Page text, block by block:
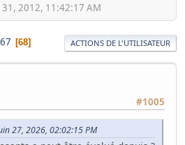
2012, 11:42:17 AM
67 68 ACTIONS DE L'UTILISATEUR
#1005
27, 2026, 02:02:15 PM